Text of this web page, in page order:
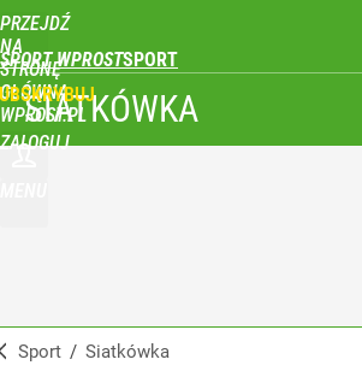
PRZEJDŹ
NA
STRONĘ
GŁÓWNĄ
WPROST.PL
SPORT WPROST
ZALOGUJ
SIATKÓWKA
Sport / Siatkówka